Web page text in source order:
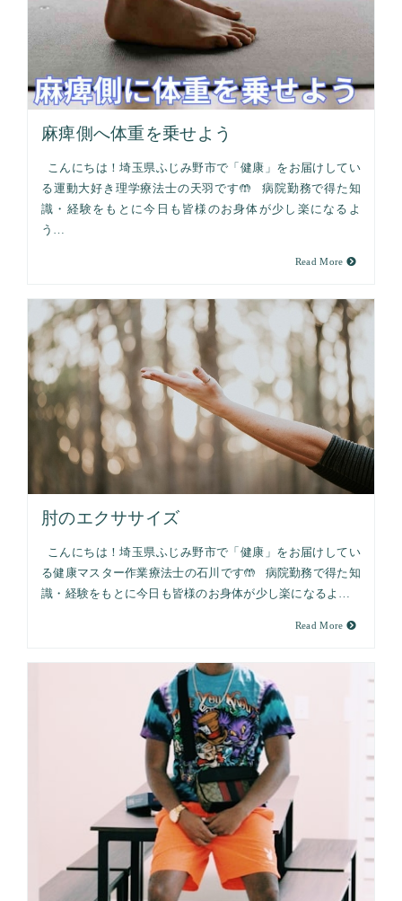
麻痺側へ体重を乗せよう
こんにちは！埼玉県ふじみ野市で「健康」をお届けしてい
る運動大好き理学療法士の天羽です🤲 病院勤務で得た知
識・経験をもとに今日も皆様のお身体が少し楽になるよ
う…
Read More
肘のエクササイズ
こんにちは！埼玉県ふじみ野市で「健康」をお届けしてい
る健康マスター作業療法士の石川です🤲 病院勤務で得た知
識・経験をもとに今日も皆様のお身体が少し楽になるよ…
Read More